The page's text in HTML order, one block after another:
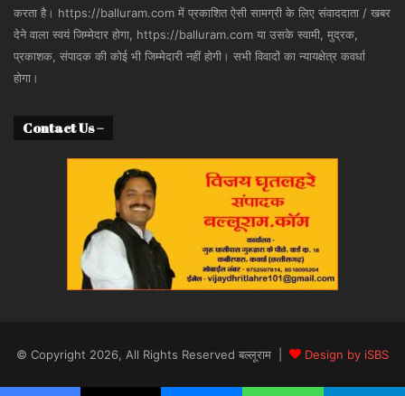
करता है। https://balluram.com में प्रकाशित ऐसी सामग्री के लिए संवाददाता / खबर
देने वाला स्वयं जिम्मेदार होगा, https://balluram.com या उसके स्वामी, मुद्रक,
प्रकाशक, संपादक की कोई भी जिम्मेदारी नहीं होगी। सभी विवादों का न्यायक्षेत्र कवर्धा
होगा।
Contact Us –
© Copyright 2026, All Rights Reserved बल्लूराम | Design by iSBS